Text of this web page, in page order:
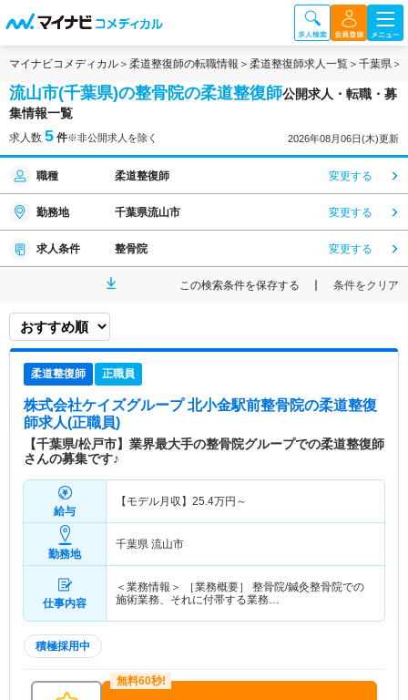
マイナビコメディカル 柔道整復師の転職情報 柔道整復師求人一覧 千葉県
流山市(千葉県)の整骨院の柔道整復師公開求人・転職・募
集情報一覧
求人数 5 件※非公開求人を除く 2026年08月06日(木)更新
職種 柔道整復師 変更する
勤務地 千葉県流山市 変更する
求人条件 整骨院 変更する
この検索条件を保存する 条件をクリア
柔道整復師 正職員
株式会社ケイズグループ 北小金駅前整骨院の柔道整復
師求人(正職員)
【千葉県/松戸市】業界最大手の整骨院グループでの柔道整復師
さんの募集です♪
給与
【モデル月収】 25.4万円～
勤務地
千葉県 流山市
仕事内容
＜業務情報＞ ［業務概要］ 整骨院/鍼灸整骨院での
施術業務、それに付帯する業務…
積極採用中